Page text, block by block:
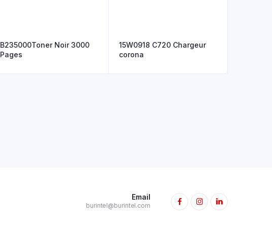
B235000Toner Noir 3000
Pages
15W0918 C720 Chargeur
corona
Email
burintel@burintel.com